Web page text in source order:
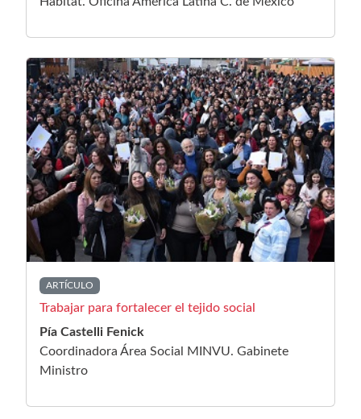
ARTÍCULO
Trabajar para fortalecer el tejido social
Pía Castelli Fenick
Coordinadora Área Social MINVU. Gabinete
Ministro